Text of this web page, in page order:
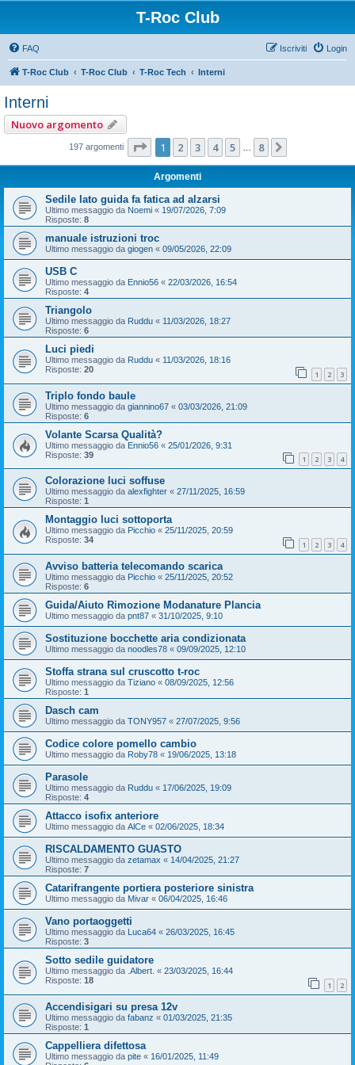
T-Roc Club
FAQ Login
Iscriviti
T-Roc Club T-Roc Club T-Roc Tech Interni
Interni
Nuovo argomento
197 argomenti Pagina di
1 2 3 4 5 8
Argomenti
Sedile lato guida fa fatica ad alzarsi
Ultimo messaggio da Noemi « 19/07/2026, 7:09
Risposte: 8
manuale istruzioni troc
Ultimo messaggio da giogen « 09/05/2026, 22:09
USB C
Ultimo messaggio da Ennio56 « 22/03/2026, 16:54
Risposte: 4
Triangolo
Ultimo messaggio da Ruddu « 11/03/2026, 18:27
Risposte: 6
Luci piedi
Ultimo messaggio da Ruddu « 11/03/2026, 18:16
Risposte: 20 1 2 3
Triplo fondo baule
Ultimo messaggio da giannino67 « 03/03/2026, 21:09
Risposte: 6
Volante Scarsa Qualità?
Ultimo messaggio da Ennio56 « 25/01/2026, 9:31
Risposte: 39 1 2 3 4
Colorazione luci soffuse
Ultimo messaggio da alexfighter « 27/11/2025, 16:59
Risposte: 1
Montaggio luci sottoporta
Ultimo messaggio da Picchio « 25/11/2025, 20:59
Risposte: 34 1 2 3 4
Avviso batteria telecomando scarica
Ultimo messaggio da Picchio « 25/11/2025, 20:52
Risposte: 6
Guida/Aiuto Rimozione Modanature Plancia
Ultimo messaggio da pnt87 « 31/10/2025, 9:10
Sostituzione bocchette aria condizionata
Ultimo messaggio da noodles78 « 09/09/2025, 12:10
Stoffa strana sul cruscotto t-roc
Ultimo messaggio da Tiziano « 08/09/2025, 12:56
Risposte: 1
Dasch cam
Ultimo messaggio da TONY957 « 27/07/2025, 9:56
Codice colore pomello cambio
Ultimo messaggio da Roby78 « 19/06/2025, 13:18
Parasole
Ultimo messaggio da Ruddu « 17/06/2025, 19:09
Risposte: 4
Attacco isofix anteriore
Ultimo messaggio da AlCe « 02/06/2025, 18:34
RISCALDAMENTO GUASTO
Ultimo messaggio da zetamax « 14/04/2025, 21:27
Risposte: 7
Catarifrangente portiera posteriore sinistra
Ultimo messaggio da Mivar « 06/04/2025, 16:46
Vano portaoggetti
Ultimo messaggio da Luca64 « 26/03/2025, 16:45
Risposte: 3
Sotto sedile guidatore
Ultimo messaggio da .Albert. « 23/03/2025, 16:44
Risposte: 18 1 2
Accendisigari su presa 12v
Ultimo messaggio da fabanz « 01/03/2025, 21:35
Risposte: 1
Cappelliera difettosa
Ultimo messaggio da pite « 16/01/2025, 11:49